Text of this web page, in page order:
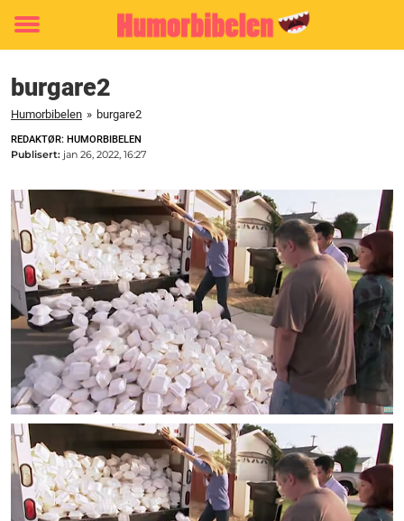
Toggle
burgare2
Humorbibelen » burgare2
REDAKTØR: HUMORBIBELEN
Publisert: jan 26, 2022, 16:27